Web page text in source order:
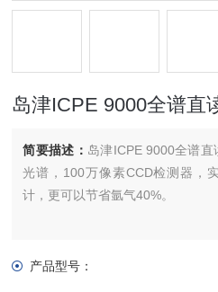
岛津ICPE 9000全谱直
简要描述： 岛津ICPE 9000全谱
光谱，100万像素CCD检测器，
计，更可以节省氩气40%。
产品型号：